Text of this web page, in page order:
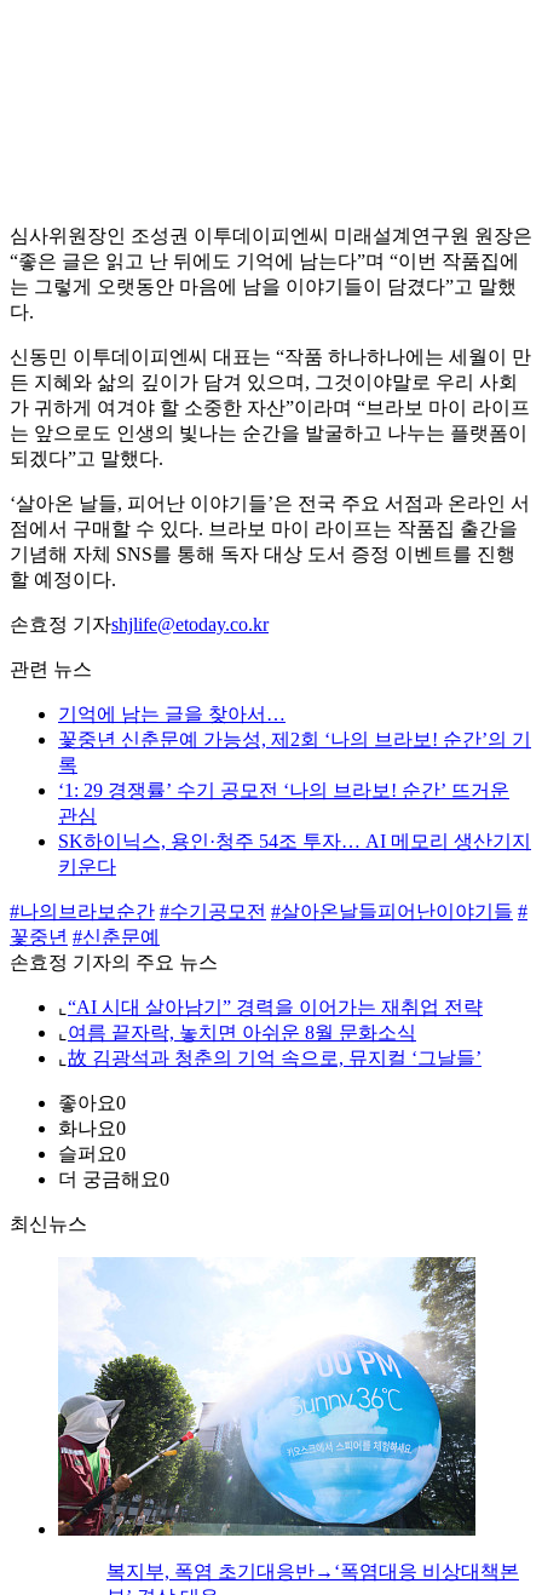
심사위원장인 조성권 이투데이피엔씨 미래설계연구원 원장은
“좋은 글은 읽고 난 뒤에도 기억에 남는다”며 “이번 작품집에
는 그렇게 오랫동안 마음에 남을 이야기들이 담겼다”고 말했
다.
신동민 이투데이피엔씨 대표는 “작품 하나하나에는 세월이 만
든 지혜와 삶의 깊이가 담겨 있으며, 그것이야말로 우리 사회
가 귀하게 여겨야 할 소중한 자산”이라며 “브라보 마이 라이프
는 앞으로도 인생의 빛나는 순간을 발굴하고 나누는 플랫폼이
되겠다”고 말했다.
‘살아온 날들, 피어난 이야기들’은 전국 주요 서점과 온라인 서
점에서 구매할 수 있다. 브라보 마이 라이프는 작품집 출간을
기념해 자체 SNS를 통해 독자 대상 도서 증정 이벤트를 진행
할 예정이다.
손효정 기자shjlife@etoday.co.kr
관련 뉴스
기억에 남는 글을 찾아서…
꽃중년 신춘문예 가능성, 제2회 ‘나의 브라보! 순간’의 기
록
‘1: 29 경쟁률’ 수기 공모전 ‘나의 브라보! 순간’ 뜨거운
관심
SK하이닉스, 용인·청주 54조 투자… AI 메모리 생산기지
키운다
#나의브라보순간 #수기공모전 #살아온날들피어난이야기들 #
꽃중년 #신춘문예
손효정 기자의 주요 뉴스
⌞ “AI 시대 살아남기” 경력을 이어가는 재취업 전략
⌞ 여름 끝자락, 놓치면 아쉬운 8월 문화소식
⌞ 故 김광석과 청춘의 기억 속으로, 뮤지컬 ‘그날들’
좋아요0
화나요0
슬퍼요0
더 궁금해요0
최신뉴스
복지부, 폭염 초기대응반→‘폭염대응 비상대책본